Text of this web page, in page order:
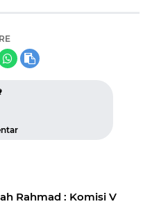
Rahmad : Komisi V